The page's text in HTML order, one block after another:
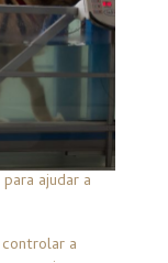
ajudar a
a